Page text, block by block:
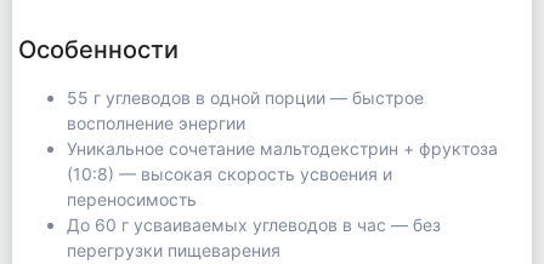
Особенности
55 г углеводов в одной порции — быстрое
восполнение энергии
Уникальное сочетание мальтодекстрин + фруктоза
(10:8) — высокая скорость усвоения и
переносимость
До 60 г усваиваемых углеводов в час — без
перегрузки пищеварения